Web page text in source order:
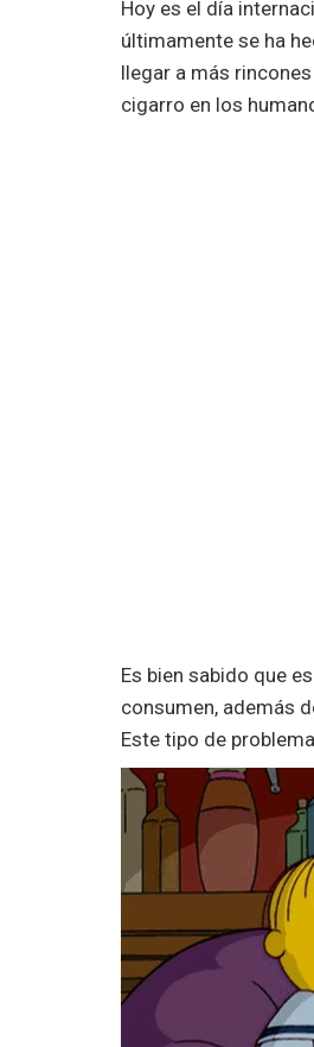
Hoy es el día
últimamente se ha
llegar a más
cigarro en los
Es bien sabido que
consumen, además
Este tipo de